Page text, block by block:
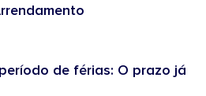
de férias: O prazo já